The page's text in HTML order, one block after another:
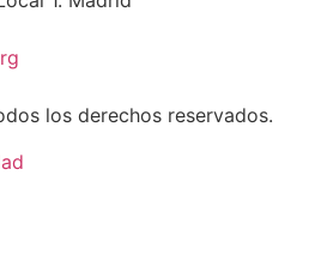
los derechos reservados.